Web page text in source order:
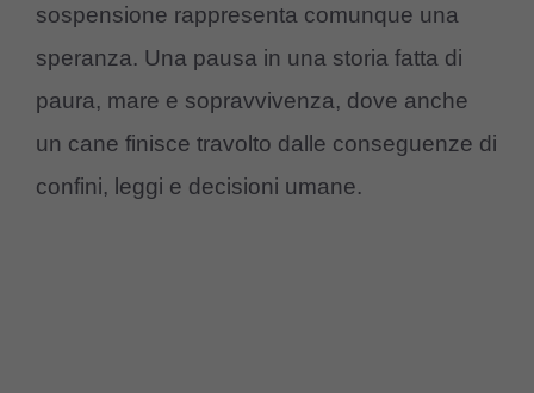
sospensione rappresenta comunque una
speranza. Una pausa in una storia fatta di
paura, mare e sopravvivenza, dove anche
un cane finisce travolto dalle conseguenze di
confini, leggi e decisioni umane.